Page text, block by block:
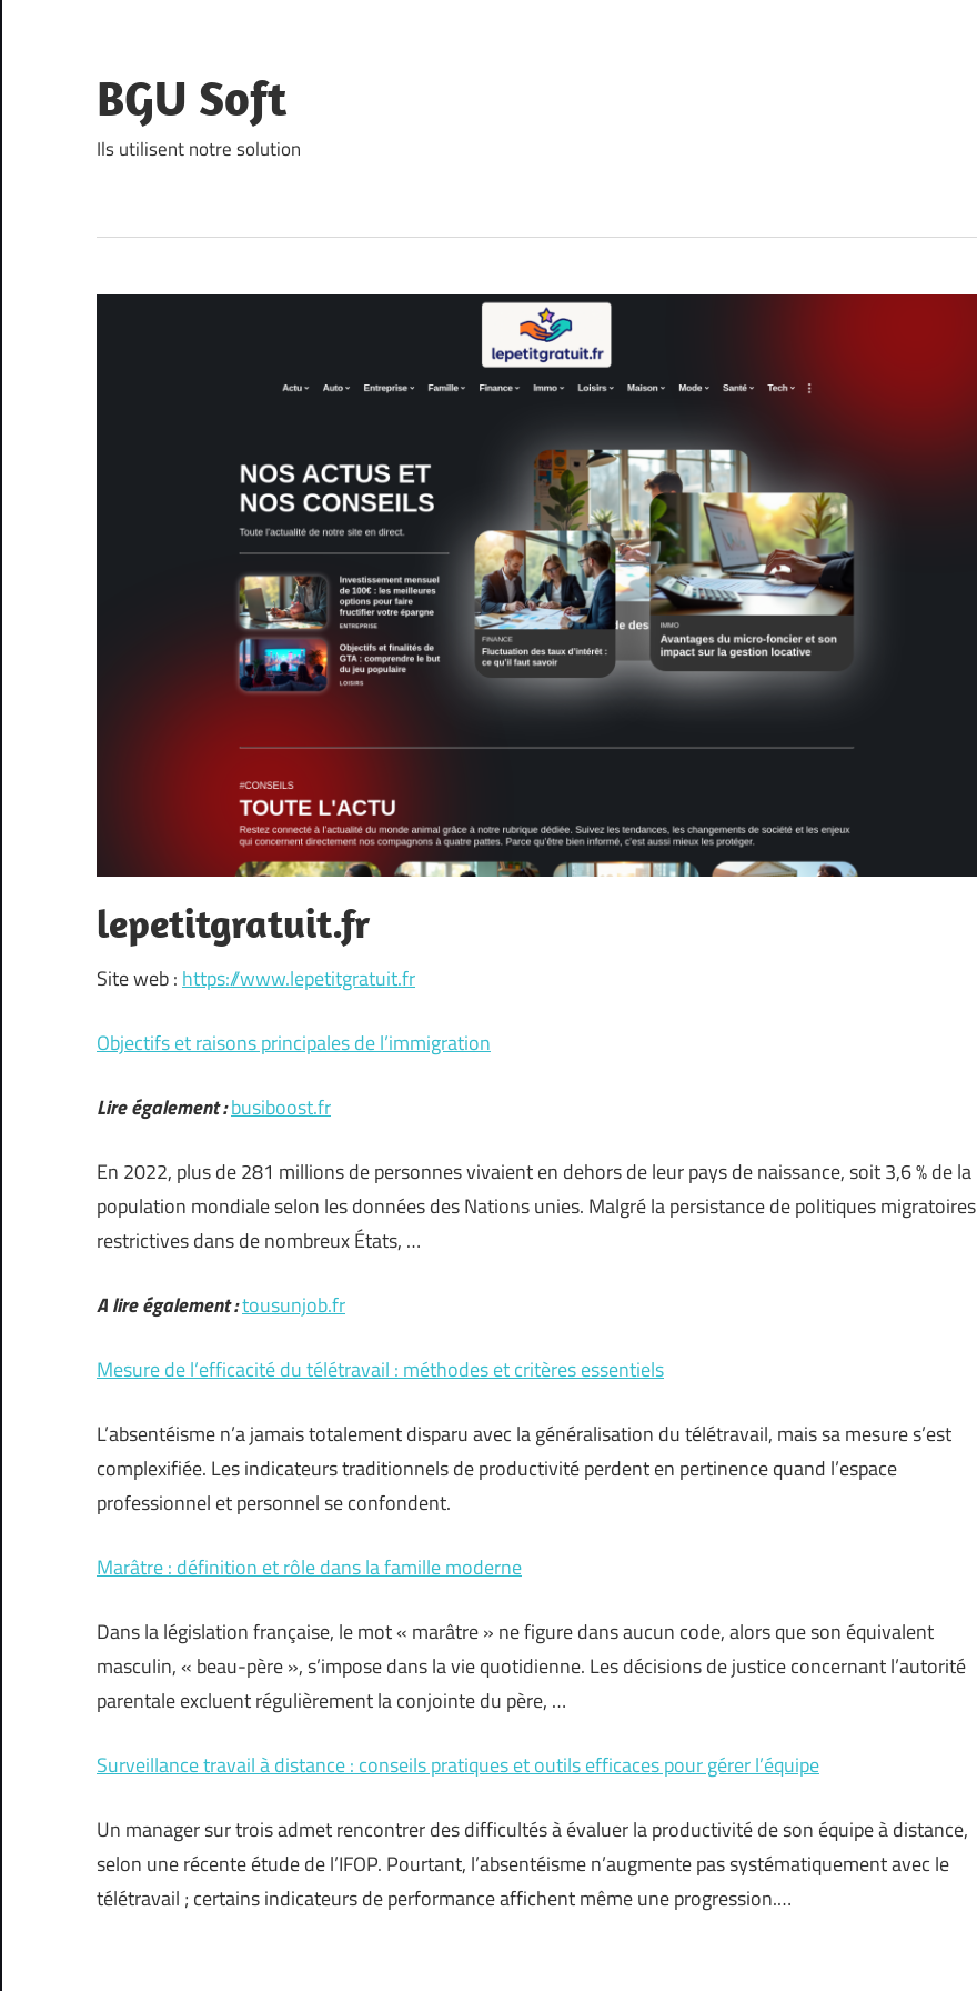
content
BGU Soft
Ils utilisent notre solution
lepetitgratuit.fr
Site web : https://www.lepetitgratuit.fr
Objectifs et raisons principales de l’immigration
Lire également :busiboost.fr
En 2022, plus de 281 millions de personnes vivaient en dehors de leur pays de naissance, soit 3,6 % de la
population mondiale selon les données des Nations unies. Malgré la persistance de politiques migratoires
restrictives dans de nombreux États, …
A lire également :tousunjob.fr
Mesure de l’efficacité du télétravail : méthodes et critères essentiels
L’absentéisme n’a jamais totalement disparu avec la généralisation du télétravail, mais sa mesure s’est
complexifiée. Les indicateurs traditionnels de productivité perdent en pertinence quand l’espace
professionnel et personnel se confondent.
Marâtre : définition et rôle dans la famille moderne
Dans la législation française, le mot « marâtre » ne figure dans aucun code, alors que son équivalent
masculin, « beau-père », s’impose dans la vie quotidienne. Les décisions de justice concernant l’autorité
parentale excluent régulièrement la conjointe du père, …
Surveillance travail à distance : conseils pratiques et outils efficaces pour gérer l’équipe
Un manager sur trois admet rencontrer des difficultés à évaluer la productivité de son équipe à distance,
selon une récente étude de l’IFOP. Pourtant, l’absentéisme n’augmente pas systématiquement avec le
télétravail ; certains indicateurs de performance affichent même une progression.…